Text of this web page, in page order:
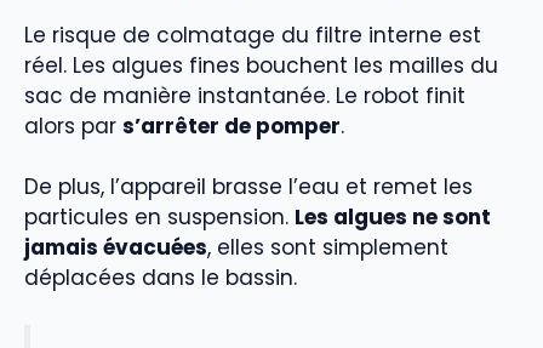
Le risque de colmatage du filtre interne est
réel. Les algues fines bouchent les mailles du
sac de manière instantanée. Le robot finit
alors par s’arrêter de pomper.
De plus, l’appareil brasse l’eau et remet les
particules en suspension. Les algues ne sont
jamais évacuées, elles sont simplement
déplacées dans le bassin.